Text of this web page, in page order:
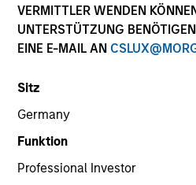
VERMITTLER WENDEN
UNTERSTÜTZUNG
EINE E-MAIL AN
Sitz
Germany
Funktion
Professional Investor